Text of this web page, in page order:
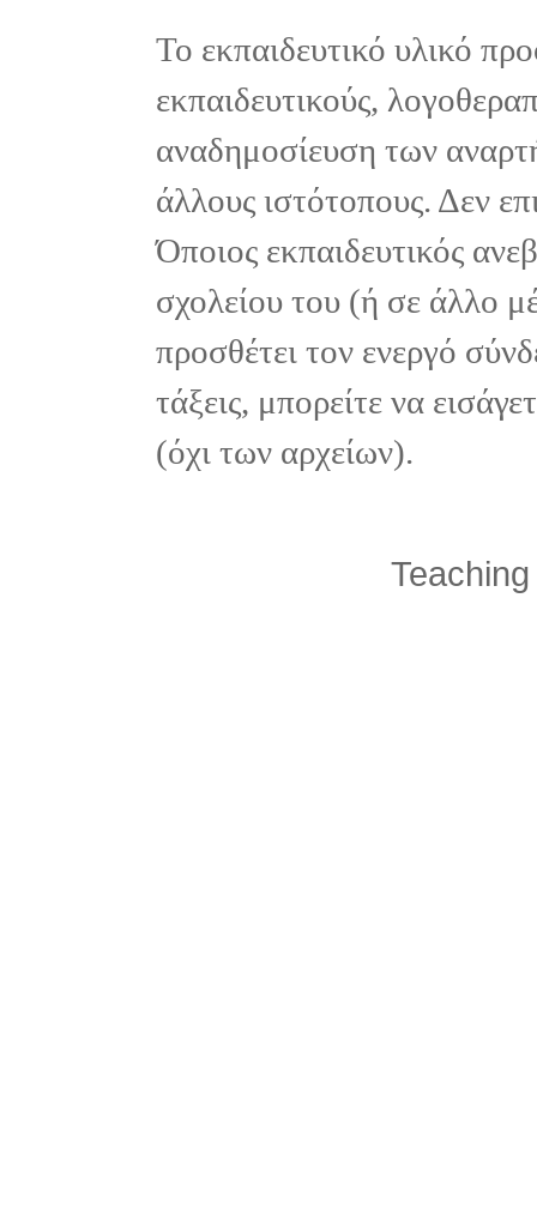
Το εκπαιδευτικό υλικό
εκπαιδευτικούς,
αναδημοσίευση των
άλλους ιστότοπους. Δεν
Όποιος εκπαιδευτικός
σχολείου του (ή σε άλλο
προσθέτει τον ενεργό
τάξεις, μπορείτε να
(όχι των αρχείων).